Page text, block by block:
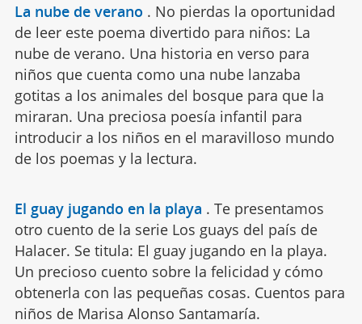
La nube de verano . No pierdas la oportunidad
de leer este poema divertido para niños: La
nube de verano. Una historia en verso para
niños que cuenta como una nube lanzaba
gotitas a los animales del bosque para que la
miraran. Una preciosa poesía infantil para
introducir a los niños en el maravilloso mundo
de los poemas y la lectura.
El guay jugando en la playa . Te presentamos
otro cuento de la serie Los guays del país de
Halacer. Se titula: El guay jugando en la playa.
Un precioso cuento sobre la felicidad y cómo
obtenerla con las pequeñas cosas. Cuentos para
niños de Marisa Alonso Santamaría.